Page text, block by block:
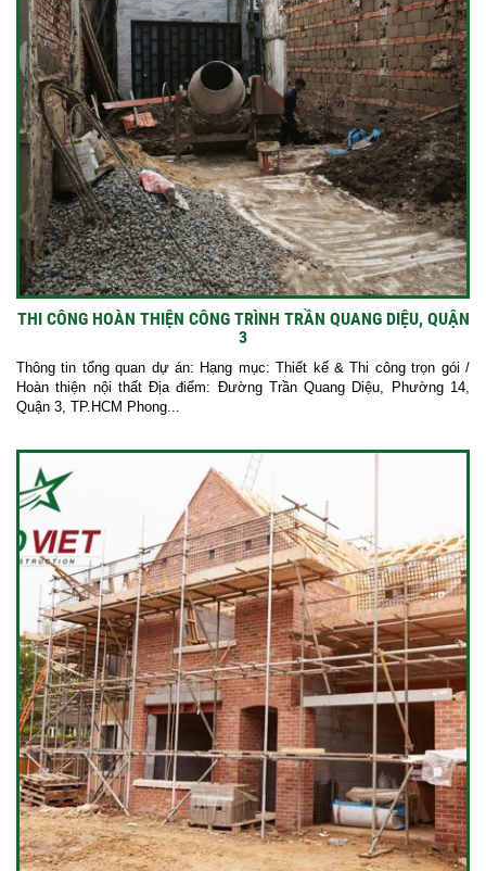
THI CÔNG HOÀN THIỆN CÔNG TRÌNH TRẦN QUANG DIỆU, QUẬN
3
Thông tin tổng quan dự án: Hạng mục: Thiết kế & Thi công trọn gói /
Hoàn thiện nội thất Địa điểm: Đường Trần Quang Diệu, Phường 14,
Quận 3, TP.HCM Phong...